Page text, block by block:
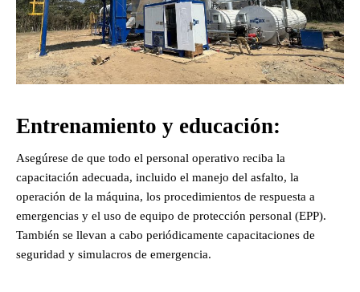
Entrenamiento y educación:
Asegúrese de que todo el personal operativo reciba la
capacitación adecuada, incluido el manejo del asfalto, la
operación de la máquina, los procedimientos de respuesta a
emergencias y el uso de equipo de protección personal (EPP).
También se llevan a cabo periódicamente capacitaciones de
seguridad y simulacros de emergencia.